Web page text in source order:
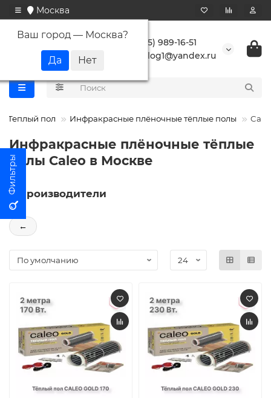
Москва
Ваш город — Москва?
+7 (495) 989-16-51
buranlog1@yandex.ru
Теплый пол Инфракрасные плёночные тёплые полы
Инфракрасные плёночные тёплые
полы Caleo в Москве
Производители
←